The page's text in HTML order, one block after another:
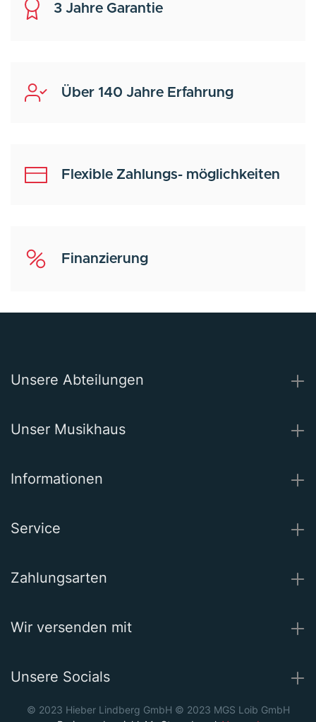
3 Jahre Garantie
Über 140 Jahre Erfahrung
Flexible Zahlungs- möglichkeiten
Finanzierung
Unsere Abteilungen
Unser Musikhaus
Informationen
Service
Zahlungsarten
Wir versenden mit
Unsere Socials
© 2023 Hieber Lindberg GmbH © 2023 MGS Loib GmbH